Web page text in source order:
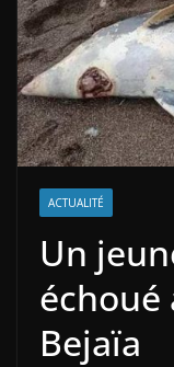
ACTUALITÉ
Un
échoué
Bejaïa